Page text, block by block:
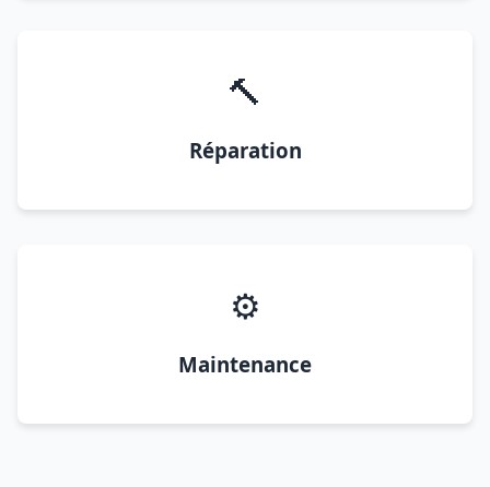
🔨
Réparation
⚙️
Maintenance